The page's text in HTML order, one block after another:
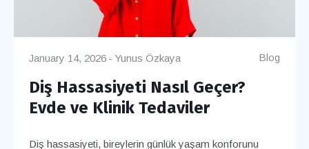
Blog
January 14, 2026 Yunus Özkaya
Diş Hassasiyeti Nasıl Geçer?
Evde ve Klinik Tedaviler
Diş hassasiyeti, bireylerin günlük yaşam konforunu